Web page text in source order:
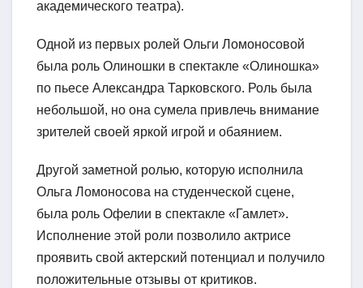
академического театра).
Одной из первых ролей Ольги Ломоносовой
была роль Олиношки в спектакле «Олиношка»
по пьесе Александра Тарковского. Роль была
небольшой, но она сумела привлечь внимание
зрителей своей яркой игрой и обаянием.
Другой заметной ролью, которую исполнила
Ольга Ломоносова на студенческой сцене,
была роль Офелии в спектакле «Гамлет».
Исполнение этой роли позволило актрисе
проявить свой актерский потенциал и получило
положительные отзывы от критиков.